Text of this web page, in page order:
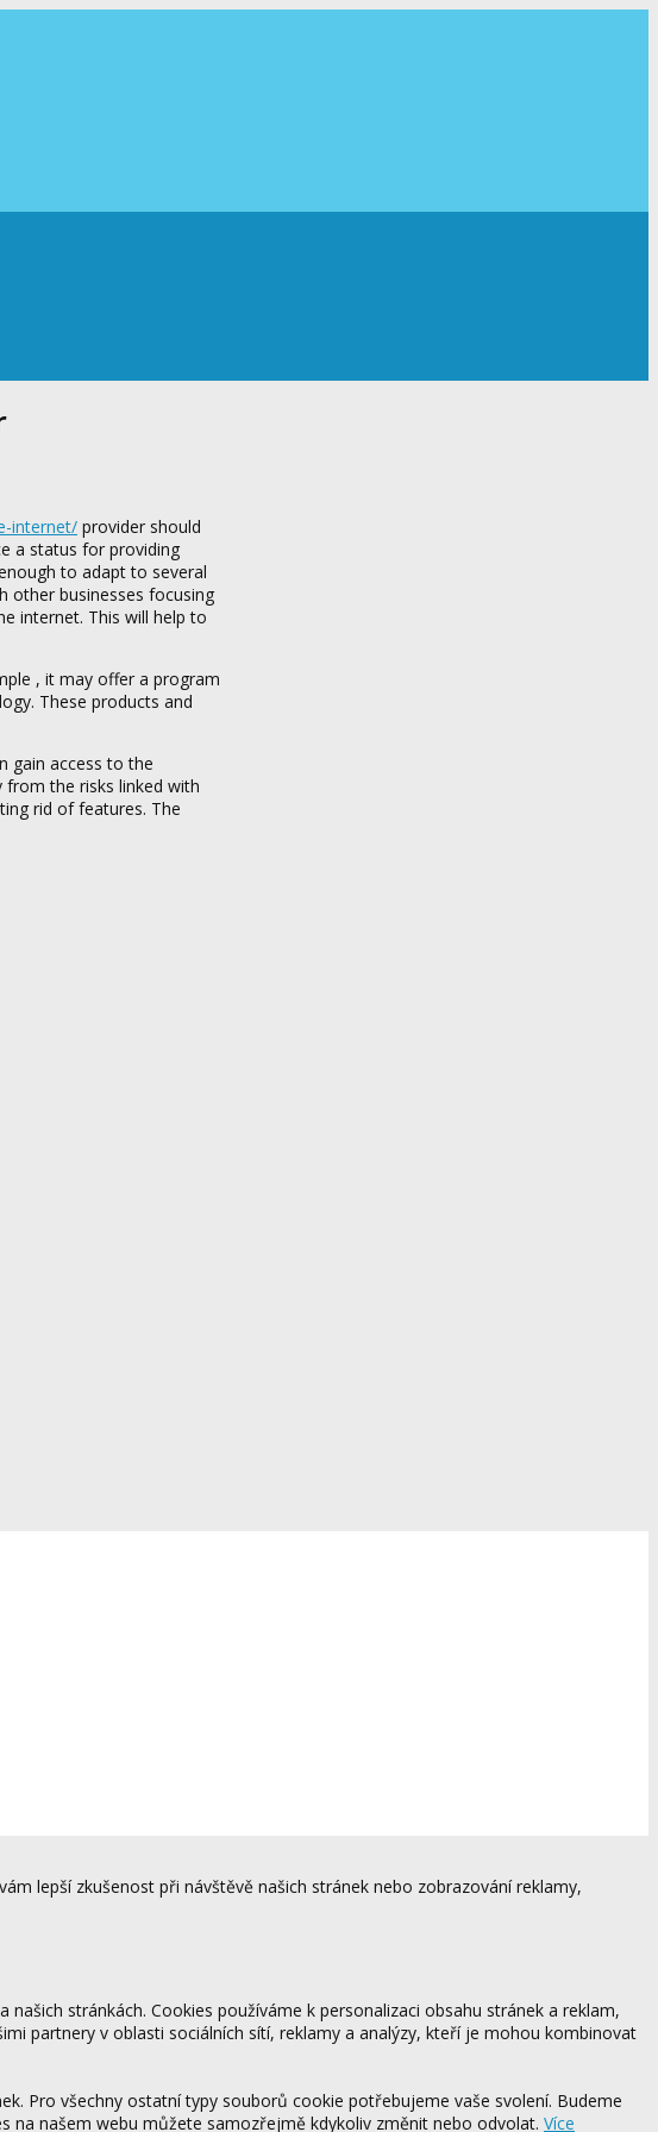
internet/ provider should
a status for providing
to adapt to several
other businesses focusing
internet. This will help to
, it may offer a program
These products and
gain access to the
the risks linked with
rid of features. The
lepší zkušenost při návštěvě našich stránek nebo zobrazování reklamy,
stránkách. Cookies používáme k personalizaci obsahu stránek a reklam,
partnery v oblasti sociálních sítí, reklamy a analýzy, kteří je mohou kombinovat
Pro všechny ostatní typy souborů cookie potřebujeme vaše svolení. Budeme
na našem webu můžete samozřejmě kdykoliv změnit nebo odvolat. Více